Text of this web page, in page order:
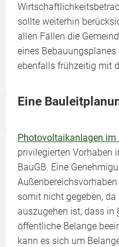
sollte weiterhin
allen Fällen die
eines
ebenfalls frühzeitig mit
Eine
Photovoltaikanlagen im
privilegierten Vorhaben
BauGB. Eine
somit nicht gegeben, da
auszugehen ist, dass in
öffentliche Belange
kann es sich um